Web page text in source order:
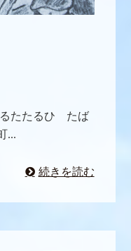
たたるひ たば
...
続きを読む